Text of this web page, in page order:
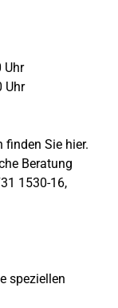
Uhr
Uhr
finden Sie hier.
Beratung
1530-16,
speziellen